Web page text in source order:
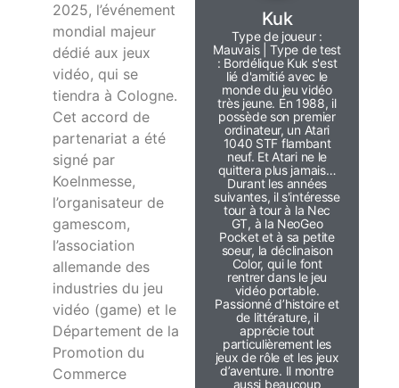
2025, l’événement
mondial majeur
dédié aux jeux
vidéo, qui se
tiendra à Cologne.
Cet accord de
partenariat a été
signé par
Koelnmesse,
l’organisateur de
gamescom,
l’association
allemande des
industries du jeu
vidéo (game) et le
Département de la
Promotion du
Commerce
Kuk
Type de joueur :
Mauvais | Type de test
: Bordélique Kuk s'est
lié d'amitié avec le
monde du jeu vidéo
très jeune. En 1988, il
possède son premier
ordinateur, un Atari
1040 STF flambant
neuf. Et Atari ne le
quittera plus jamais…
Durant les années
suivantes, il s'intéresse
tour à tour à la Nec
GT, à la NeoGeo
Pocket et à sa petite
soeur, la déclinaison
Color, qui le font
rentrer dans le jeu
vidéo portable.
Passionné d’histoire et
de littérature, il
apprécie tout
particulièrement les
jeux de rôle et les jeux
d’aventure. Il montre
aussi beaucoup